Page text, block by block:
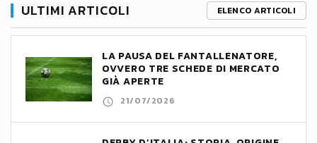
ULTIMI ARTICOLI ELENCO ARTICOLI
LA PAUSA DEL FANTALLENATORE,
OVVERO TRE SCHEDE DI MERCATO
GIÀ APERTE
21/07/2026